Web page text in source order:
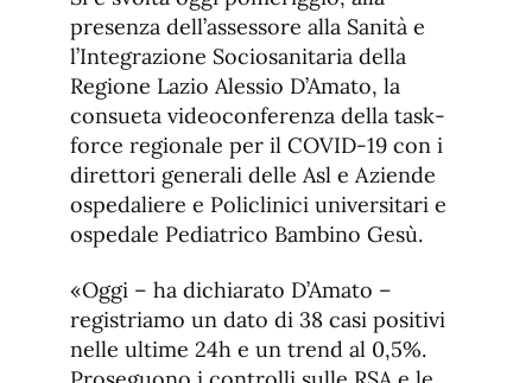
fuente
fuente.
presenza dell’assessore alla Sanità e
l’Integrazione Sociosanitaria della
Regione Lazio Alessio D’Amato, la
consueta videoconferenza della task-
force regionale per il COVID-19 con i
direttori generali delle Asl e Aziende
ospedaliere e Policlinici universitari e
ospedale Pediatrico Bambino Gesù.
«Oggi – ha dichiarato D’Amato –
registriamo un dato di 38 casi positivi
nelle ultime 24h e un trend al 0,5%.